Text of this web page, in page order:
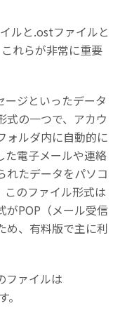
ルと.ostファイルと
れらが非常に重要
ジといったデータ
式の一つで、アカウ
ォルダ内に自動的に
た電子メールや連絡
れたデータをパソコ
このファイル形式は
がPOP（メール受信
め、有料版で主に利
ファイルは